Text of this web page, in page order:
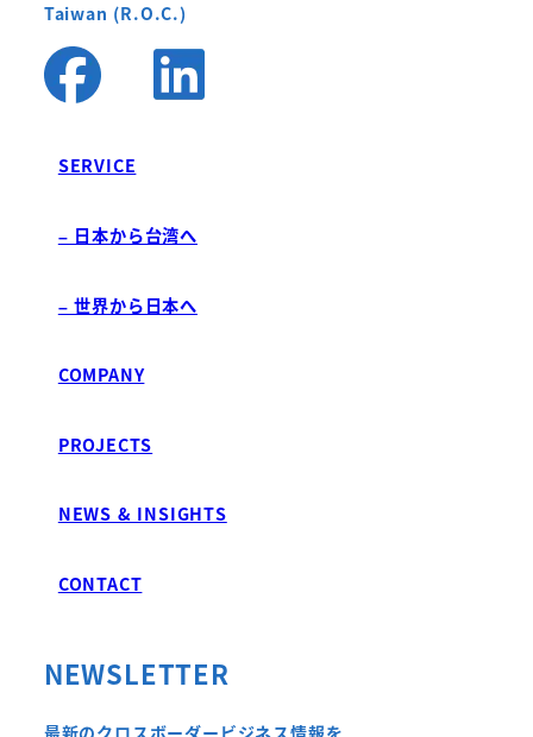
Taiwan (R.O.C.)
SERVICE
– 日本から台湾へ
– 世界から日本へ
COMPANY
PROJECTS
NEWS & INSIGHTS
CONTACT
NEWSLETTER
最新のクロスボーダービジネス情報を